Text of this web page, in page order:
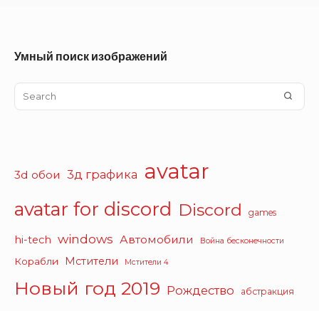
Умный поиск изображений
Search
for:
3d обои 3д графика avatar
avatar for discord Discord games
hi-tech windows Автомобили Война бесконечности
Корабли Мстители Мстители 4
Новый год 2019 Рождество абстракция